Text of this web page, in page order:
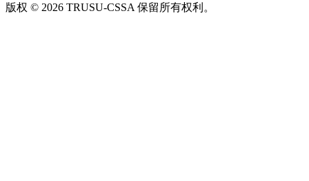
版权 © 2026 TRUSU-CSSA 保留所有权利。